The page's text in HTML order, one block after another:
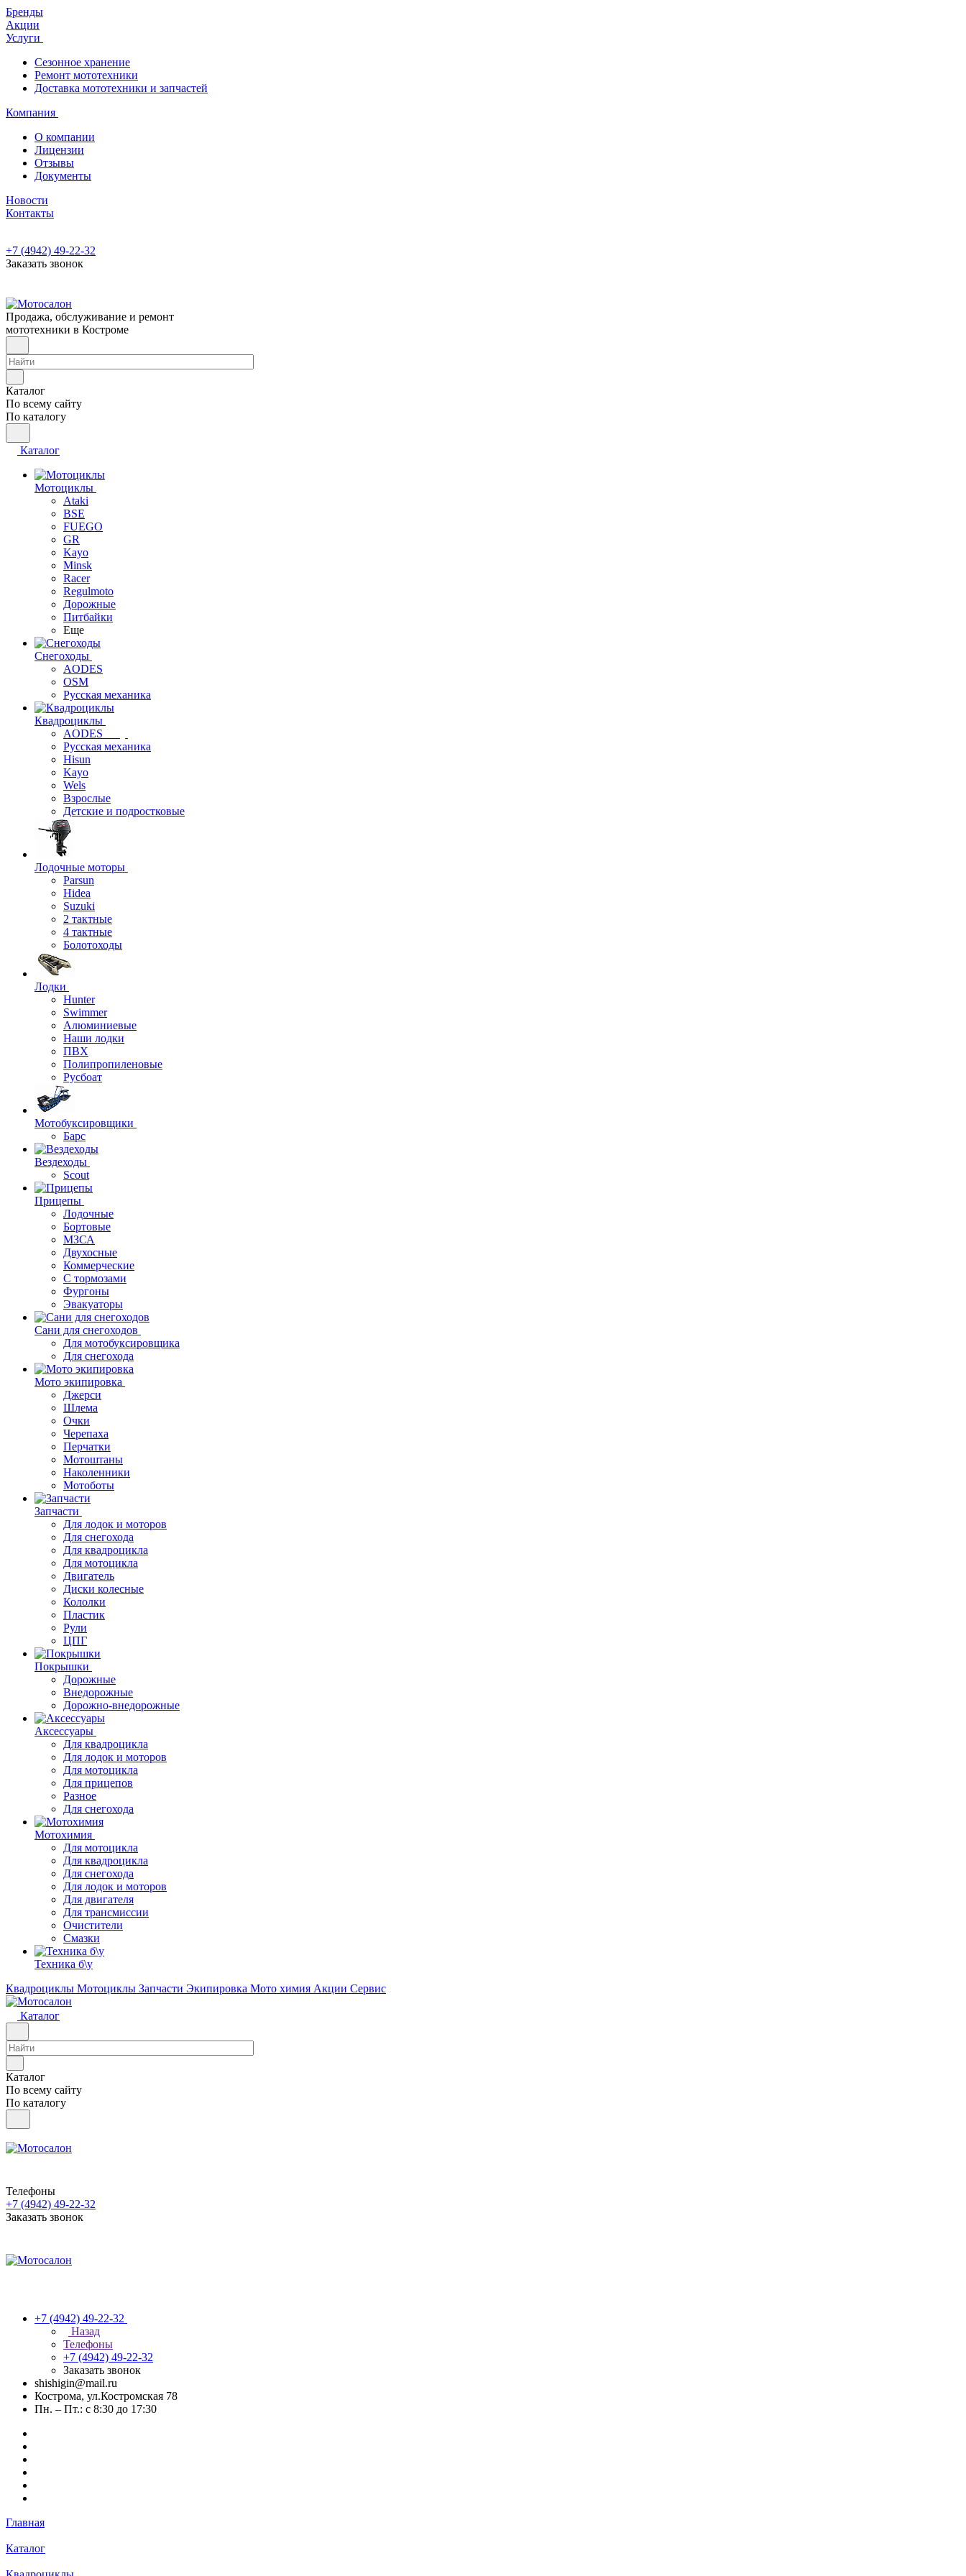
Бренды
Акции
Услуги
Сезонное хранение
Ремонт мототехники
Доставка мототехники и запчастей
Компания
О компании
Лицензии
Отзывы
Документы
Новости
Контакты
+7 (4942) 49-22-32
Заказать звонок
Продажа, обслуживание и ремонт
мототехники в Костроме
Каталог
По всему сайту
По каталогу
Каталог
Мотоциклы
Ataki
BSE
FUEGO
GR
Kayo
Minsk
Racer
Regulmoto
Дорожные
Питбайки
Еще
Снегоходы
AODES
OSM
Русская механика
Квадроциклы
AODES
Русская механика
Hisun
Kayo
Wels
Взрослые
Детские и подростковые
Лодочные моторы
Parsun
Hidea
Suzuki
2 тактные
4 тактные
Болотоходы
Лодки
Hunter
Swimmer
Алюминиевые
Наши лодки
ПВХ
Полипропиленовые
Русбоат
Мотобуксировщики
Барс
Вездеходы
Scout
Прицепы
Лодочные
Бортовые
МЗСА
Двухосные
Коммерческие
С тормозами
Фургоны
Эвакуаторы
Сани для снегоходов
Для мотобуксировщика
Для снегохода
Мото экипировка
Джерси
Шлема
Очки
Черепаха
Перчатки
Мотоштаны
Наколенники
Мотоботы
Запчасти
Для лодок и моторов
Для снегохода
Для квадроцикла
Для мотоцикла
Двигатель
Диски колесные
Кололки
Пластик
Рули
ЦПГ
Покрышки
Дорожные
Внедорожные
Дорожно-внедорожные
Аксессуары
Для квадроцикла
Для лодок и моторов
Для мотоцикла
Для прицепов
Разное
Для снегохода
Мотохимия
Для мотоцикла
Для квадроцикла
Для снегохода
Для лодок и моторов
Для двигателя
Для трансмиссии
Очистители
Смазки
Техника б\у
Квадроциклы Мотоциклы Запчасти Экипировка Мото химия Акции Сервис
Каталог
Каталог
По всему сайту
По каталогу
Телефоны
+7 (4942) 49-22-32
Заказать звонок
+7 (4942) 49-22-32
Назад
Телефоны
+7 (4942) 49-22-32
Заказать звонок
shishigin@mail.ru
Кострома, ул.Костромская 78
Пн. – Пт.: с 8:30 до 17:30
Главная
Каталог